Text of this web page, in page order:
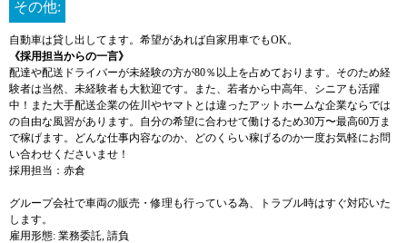
その他:
自動車は貸し出してます。希望があれば自家用車でもOK。
《採用担当からの一言》
配達や配送ドライバーが未経験の方が80％以上を占めております。そのため経
験者は当然、未経験者も大歓迎です。また、若者から中高年、シニアも活躍
中！また大手配送企業の佐川やヤマトとは違ったアットホームな企業ならでは
の自由な風習があります。自分の希望に合わせて働けるため30万〜最高60万ま
で稼げます。どんな仕事内容なのか、どのくらい稼げるのか一度お気軽にお問
い合わせくださいませ！
採用担当：赤倉
グループ会社で車両の販売・修理も行っている為、トラブル時はすぐ対応いた
します。
雇用形態: 業務委託, 請負